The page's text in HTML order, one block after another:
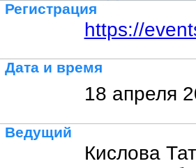
Регистрация
https://
Дата и время
18 апреля
Ведущий
Кислова